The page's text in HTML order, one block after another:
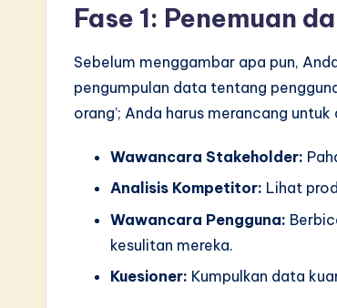
Fase 1: Penemuan
Sebelum menggambar apa pun,
pengumpulan data tentang
orang’; Anda harus merancang
Wawancara Stakeholder:
Analisis Kompetitor: Lihat
Wawancara Pengguna:
kesulitan mereka.
Kuesioner: Kumpulkan data